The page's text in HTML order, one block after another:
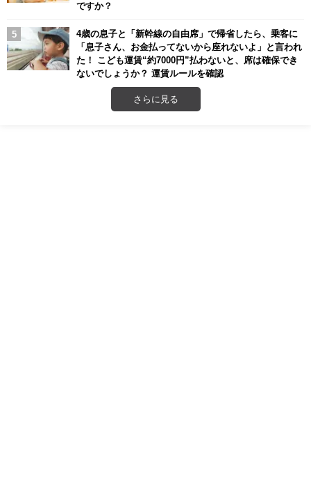
ですか？
4歳の息子と「新幹線の自由席」で帰省したら、乗客に
「息子さん、お金払ってないから座れないよ」と言われ
た！ こども運賃“約7000円”払わないと、席は確保でき
ないでしょうか？ 運賃ルールを確認
さらに見る